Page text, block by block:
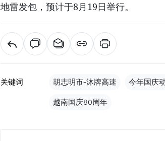
地雷发包，预计于8月19日举行。
关键词 胡志明市-沐牌高速 今年国庆
越南国庆80周年